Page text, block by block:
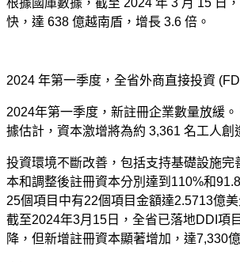
快，達 638 億越南盾，增長 3.6 倍。
2024 年第一季度，全省外商直接投資
2024年第一季度，新註冊企業數量放緩
據估計，資本激增將為約 3,361 名工人
投資環境不斷改善，包括支持基礎設施
本和調整後註冊資本分別達到110%和
25個項目中有22個項目金額達2.5713億
截至2024年3月15日，全省已落地DDI項
降，但新增註冊資本顯著增加，達7,330